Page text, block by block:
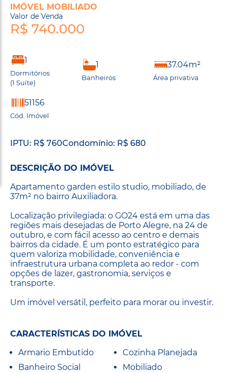
IMÓVEL MOBILIADO
Valor de Venda
R$ 740.000
1
Dormitórios
(1 Suíte)
1
Banheiros
37.04m²
Área privativa
51156
Cód. Imóvel
IPTU: R$ 760Condomínio: R$ 680
DESCRIÇÃO DO IMÓVEL
Apartamento garden estilo studio, mobiliado, de
37m² no bairro Auxiliadora.
Localização privilegiada: o GO24 está em uma das
regiões mais desejadas de Porto Alegre, na 24 de
outubro, e com fácil acesso ao centro e demais
bairros da cidade. É um ponto estratégico para
quem valoriza mobilidade, conveniência e
infraestrutura urbana completa ao redor - com
opções de lazer, gastronomia, serviços e
transporte.
Um imóvel versátil, perfeito para morar ou investir.
CARACTERÍSTICAS DO IMÓVEL
Armario Embutido
Banheiro Social
Cozinha Planejada
Mobiliado